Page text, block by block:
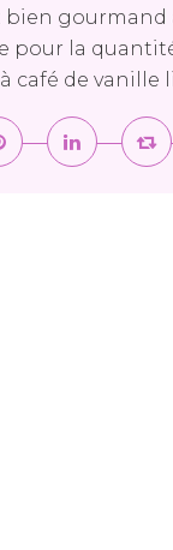
bien
pour la
café de vanille